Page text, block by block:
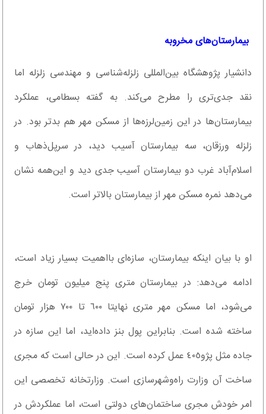
‌ بیمارستان‌های مخروبه
دانشیار پژوهشگاه بین‌المللی زلزله‌شناسی و مهندسی زلزله اما
نقد جدی‌تری را مطرح می‌کند. به گفته بسطامی، عملکرد
بیمارستان‌ها در این زمین‌لرزه‌ها از مسکن مهر هم بدتر بود. در
زلزله ورزقان، سه بیمارستان آسیب دید، در سرپل‌ذهاب و
اسلام‌آباد غرب دو بیمارستان آسیب جدی دید و این‌همه نشان
می‌دهد نمره مسکن مهر از بیمارستان بالاتر است.
او با بیان اینکه بیمارستان، سازه‌ای بااهمیت بسیار زیاد است،
ادامه می‌دهد: در بیمارستان متری پنج میلیون تومان خرج
می‌شود، اما مسکن مهر متری نهایتا ٦٠٠ تا ٧٠٠ هزار تومان
ساخته شده است. بنابراین پول بنز داده‌اید، اما این سازه در
جاده مثل پژو٤٠٥ عمل کرده است. این در حالی است که مجری
ساخت آن وزارت راه‌وشهرسازی است. وزارتخانه تخصصی این
امر خودش مجری ساختمان‌های دولتی است، اما عملکردش در